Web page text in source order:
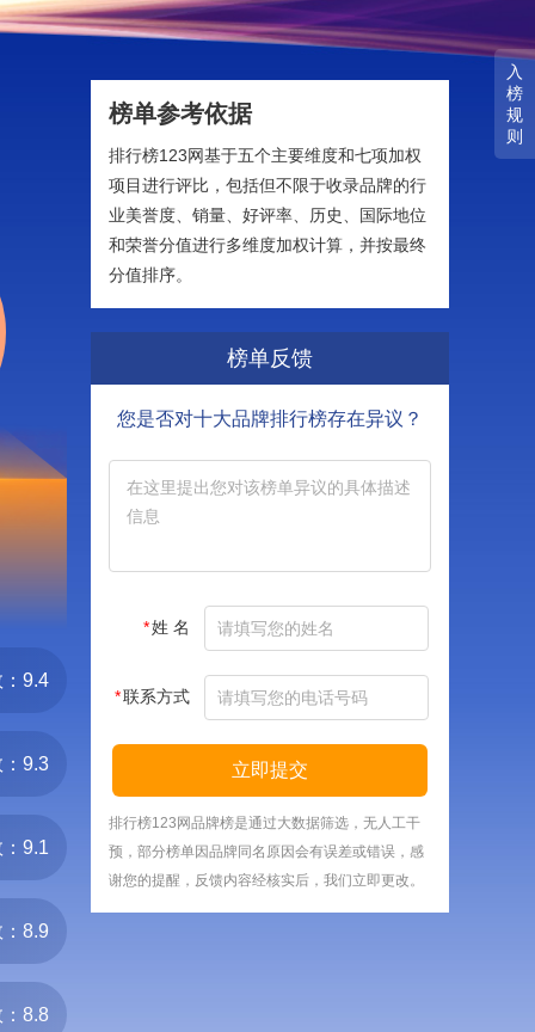
入
榜
规
则
9.4
9.3
9.1
8.9
8.8
榜单参考依据
排行榜123网基于五个主要维度和七项加权
项目进行评比，包括但不限于收录品牌的行
业美誉度、销量、好评率、历史、国际地位
和荣誉分值进行多维度加权计算，并按最终
分值排序。
榜单反馈
您是否对十大品牌排行榜存在异议？
*姓 名
*联系方式
立即提交
排行榜123网品牌榜是通过大数据筛选，无人工干
预，部分榜单因品牌同名原因会有误差或错误，感
谢您的提醒，反馈内容经核实后，我们立即更改。